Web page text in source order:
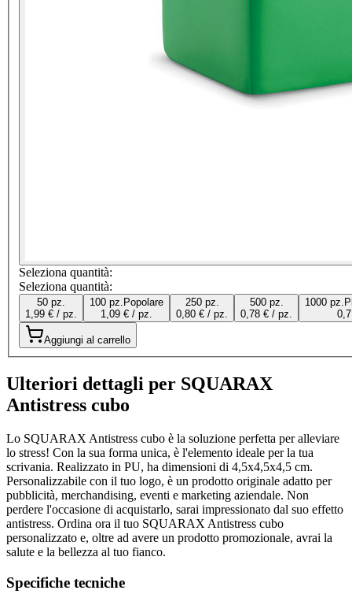
Seleziona quantità:
Seleziona quantità:
50 pz.
1,99 € / pz.
100 pz. Popolare
1,09 € / pz.
250 pz.
0,80 € / pz.
500 pz.
0,78 € / pz.
1000 pz.
Aggiungi al carrello
Ulteriori dettagli per SQUARAX
Antistress cubo
Lo SQUARAX Antistress cubo è la soluzione perfetta per alleviare
lo stress! Con la sua forma unica, è l'elemento ideale per la tua
scrivania. Realizzato in PU, ha dimensioni di 4,5x4,5x4,5 cm.
Personalizzabile con il tuo logo, è un prodotto originale adatto per
pubblicità, merchandising, eventi e marketing aziendale. Non
perdere l'occasione di acquistarlo, sarai impressionato dal suo effetto
antistress. Ordina ora il tuo SQUARAX Antistress cubo
personalizzato e, oltre ad avere un prodotto promozionale, avrai la
salute e la bellezza al tuo fianco.
Specifiche tecniche